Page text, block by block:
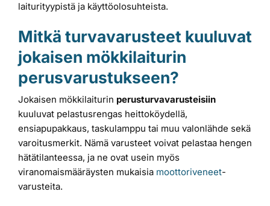
laiturityypistä ja käyttöolosuhteista.
Mitkä turvavarusteet kuuluvat
jokaisen mökkilaiturin
perusvarustukseen?
Jokaisen mökkilaiturin perusturvavarusteisiin
kuuluvat pelastusrengas heittoköydellä,
ensiapupakkaus, taskulamppu tai muu valonlähde sekä
varoitusmerkit. Nämä varusteet voivat pelastaa hengen
hätätilanteessa, ja ne ovat usein myös
viranomaismääräysten mukaisia moottoriveneet-
varusteita.